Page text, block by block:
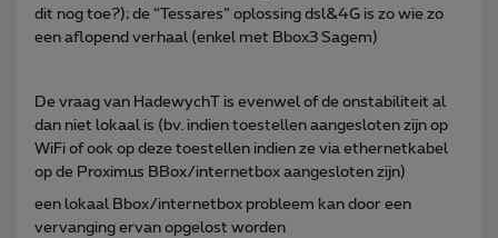
dit nog toe?); de “Tessares” oplossing dsl&4G is zo wie zo
een aflopend verhaal (enkel met Bbox3 Sagem)
De vraag van HadewychT is evenwel of de onstabiliteit al
dan niet lokaal is (bv. indien toestellen aangesloten zijn op
WiFi of ook op deze toestellen indien ze via ethernetkabel
op de Proximus BBox/internetbox aangesloten zijn)
een lokaal Bbox/internetbox probleem kan door een
vervanging ervan opgelost worden